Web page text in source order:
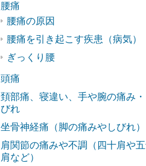
腰痛
腰痛の原因
腰痛を引き起こす疾患（病気）
ぎっくり腰
頭痛
頚部痛、寝違い、手や腕の痛み
びれ
坐骨神経痛（脚の痛みやしびれ）
肩関節の痛みや不調（四十肩や
肩など）